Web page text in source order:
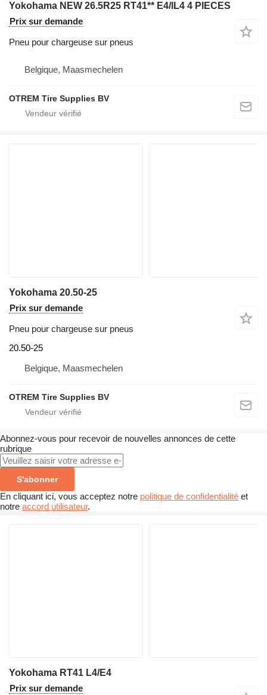
Yokohama NEW 26.5R25 RT41** E4/lL4 4 PIECES
Prix sur demande
Pneu pour chargeuse sur pneus
Belgique, Maasmechelen
OTREM Tire Supplies BV
Yokohama 20.50-25
Prix sur demande
Pneu pour chargeuse sur pneus
20.50-25
Belgique, Maasmechelen
OTREM Tire Supplies BV
Abonnez-vous pour recevoir de nouvelles annonces de cette
rubrique
S'abonner
En cliquant ici, vous acceptez notre politique de confidentialité et
notre accord utilisateur.
Yokohama RT41 L4/E4
Prix sur demande